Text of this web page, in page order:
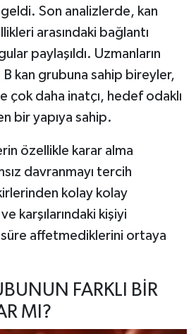
Son analizlerde, kan
arasındaki bağlantı
paylaşıldı. Uzmanların
B kan grubuna sahip bireyler,
çok daha inatçı, hedef odaklı
bir yapıya sahip.
özellikle karar alma
davranmayı tercih
kolay kolay
karşılarındaki kişiyi
süre affetmediklerini ortaya
FARKLI BİR
MI?